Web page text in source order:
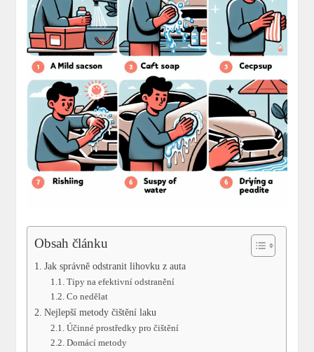
Obsah článku
Jak správně odstranit lihovku z auta
Tipy na efektivní odstranění
Co nedělat
Nejlepší metody čištění laku
Účinné prostředky pro čištění
Domácí metody